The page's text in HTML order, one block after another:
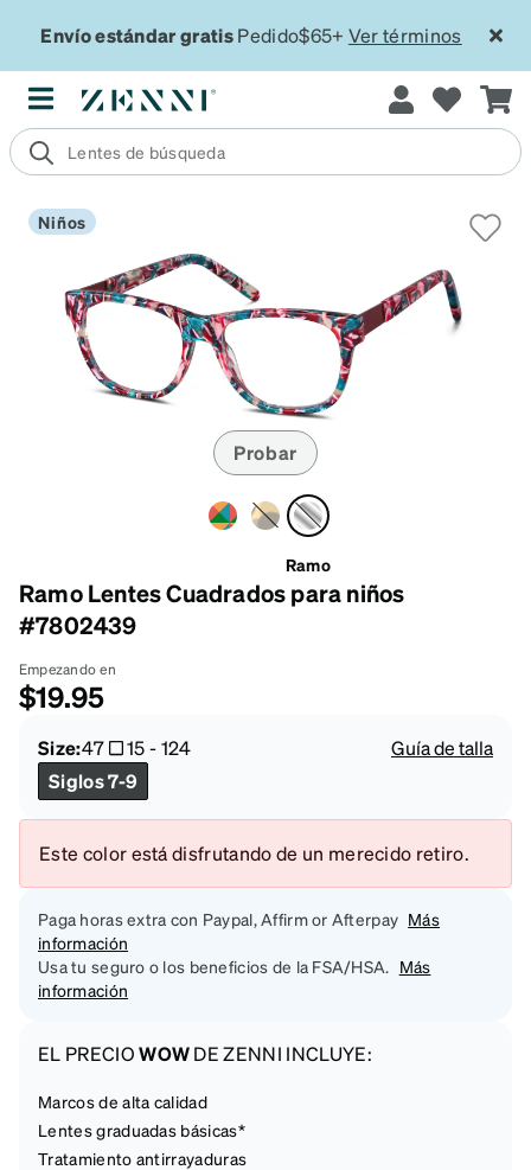
Envío estándar gratisPedido$65+ Ver términos
Niños
Probar
Ramo
Ramo Lentes Cuadrados para niños
#7802439
Empezando en
$19.95
Size:47 15-124
Guía de talla
Siglos 7-9
Este color está disfrutando de un merecido retiro.
Paga horas extra con Paypal, Affirm or Afterpay Más
información
Usa tu seguro o los beneficios de la FSA/HSA.
Más
información
EL PRECIOWOWDE ZENNI INCLUYE:
Marcos de alta calidad
Lentes graduadas básicas*
Tratamiento antirrayaduras